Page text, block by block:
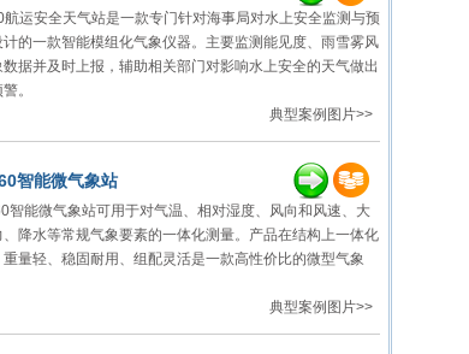
航运安全天气站是一款专门针对海事局对水上安全监测与预
计的一款智能模组化气象仪器。主要监测能见度、雨雪雾风
数据并及时上报，辅助相关部门对影响水上安全的天气做出
。
典型案例图片>>
智能微气象站
智能微气象站可用于对气温、相对湿度、风向和风速、大
、降水等常规气象要素的一体化测量。产品在结构上一体化
重量轻、稳固耐用、组配灵活是一款高性价比的微型气象
典型案例图片>>